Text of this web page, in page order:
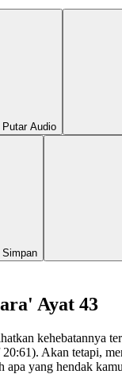
Putar Audio
Simpan
Ayat 43
kehebatannya
Akan tetapi,
apa yang hendak